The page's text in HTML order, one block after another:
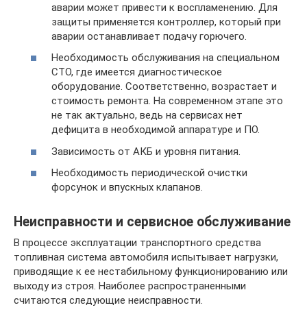
аварии может привести к воспламенению. Для
защиты применяется контроллер, который при
аварии останавливает подачу горючего.
Необходимость обслуживания на специальном
СТО, где имеется диагностическое
оборудование. Соответственно, возрастает и
стоимость ремонта. На современном этапе это
не так актуально, ведь на сервисах нет
дефицита в необходимой аппаратуре и ПО.
Зависимость от АКБ и уровня питания.
Необходимость периодической очистки
форсунок и впускных клапанов.
Неисправности и сервисное обслуживание
В процессе эксплуатации транспортного средства
топливная система автомобиля испытывает нагрузки,
приводящие к ее нестабильному функционированию или
выходу из строя. Наиболее распространенными
считаются следующие неисправности.